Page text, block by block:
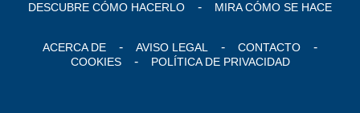
DESCUBRE CÓMO HACERLO MIRA CÓMO SE HACE
ACERCA DE AVISO LEGAL
CONTACTO
COOKIES
POLÍTICA DE PRIVACIDAD